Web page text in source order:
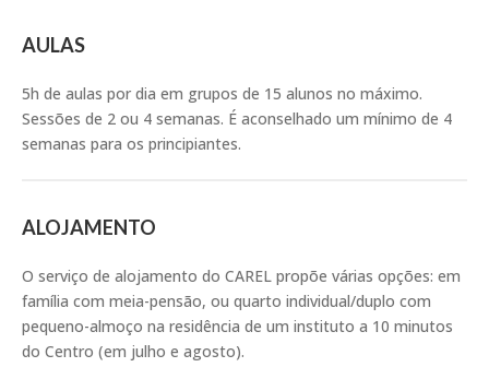
AULAS
5h de aulas por dia em grupos de 15 alunos no máximo.
Sessões de 2 ou 4 semanas. É aconselhado um mínimo de 4
semanas para os principiantes.
ALOJAMENTO
O serviço de alojamento do CAREL propõe várias opções: em
família com meia-pensão, ou quarto individual/duplo com
pequeno-almoço na residência de um instituto a 10 minutos
do Centro (em julho e agosto).